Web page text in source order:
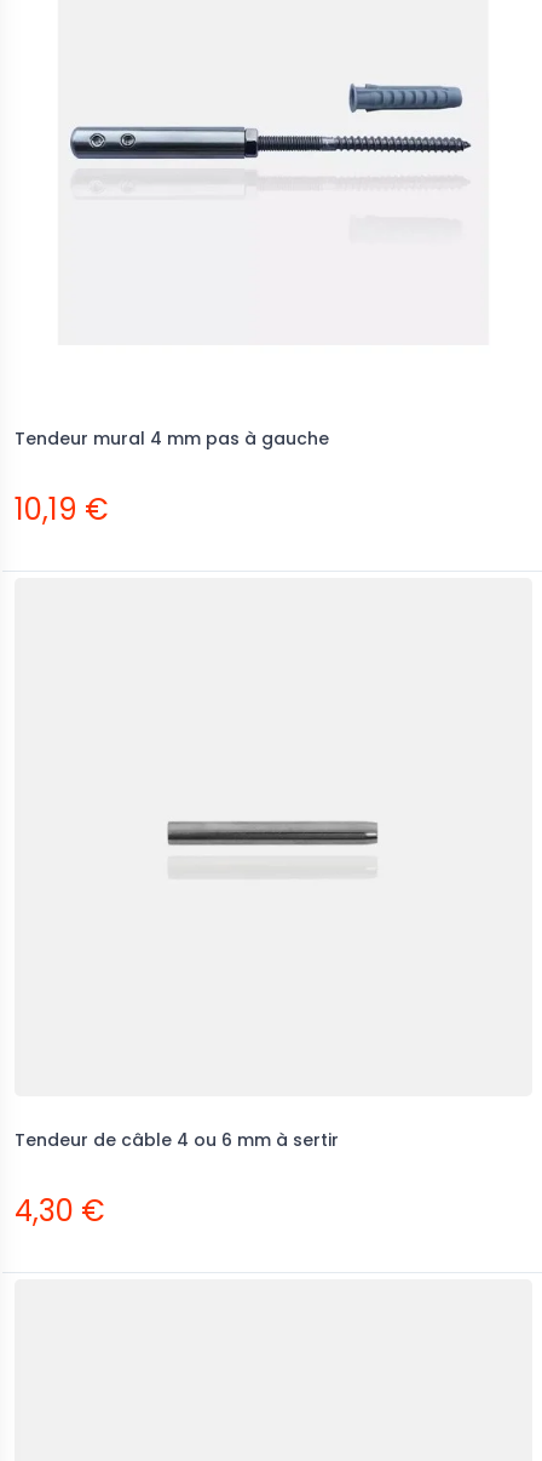
Tendeur mural 4 mm pas à gauche
10,19 €
Tendeur de câble 4 ou 6 mm à sertir
4,30 €